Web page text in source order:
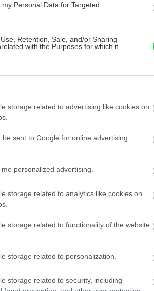
Personal Data for Targeted
Retention, Sale, and/or Sharing
with the Purposes for which it
storage related to advertising like cookies on
sent to Google for online advertising
personalized advertising.
storage related to analytics like cookies on
storage related to functionality of the website
storage related to personalization.
storage related to security, including
ho na marhuliach v júni a
CHALUPA